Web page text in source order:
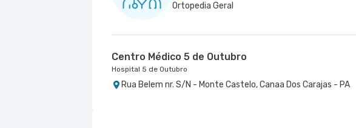
Ortopedia Geral
Centro Médico 5 de Outubro
Hospital 5 de Outubro
Rua Belem nr. S/N - Monte Castelo, Canaa Dos Carajas - PA